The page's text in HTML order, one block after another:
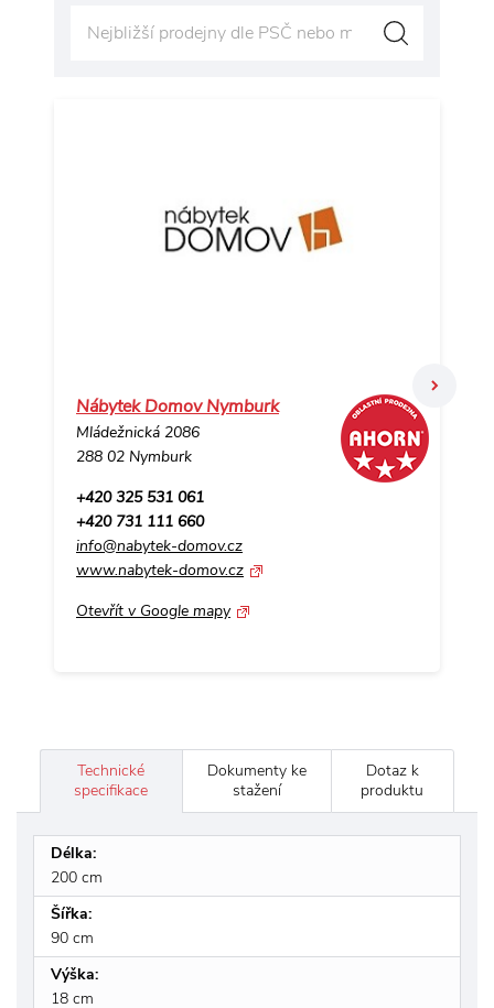
Nábytek Domov Nymburk
Mládežnická 2086
288 02 Nymburk
+420 325 531 061
+420 731 111 660
info@nabytek-domov.cz
www.nabytek-domov.cz
Otevřít v Google mapy
Technické
specifikace
Dokumenty ke
stažení
Dotaz k
produktu
Délka:
200 cm
Šířka:
90 cm
Výška:
18 cm